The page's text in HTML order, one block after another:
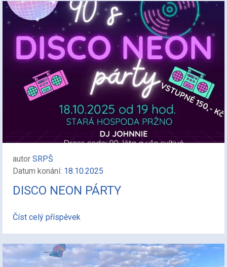
autor SRPŠ
Datum konání: 18.10.2025
DISCO NEON PÁRTY
Číst celý příspěvek